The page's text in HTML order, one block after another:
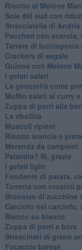
Risotto al Melone
Sole del sud con
Stracciatella di
Paccheri con scarola,
Tartare di
Crackers di segale
Quinoa con Melone
I gelati salati
La genuinità come
Muffin salati al curry
Zuppa di porri alla
La ribollita
Muscoli ripieni
Risotto arancia e
Merenda da campioni
Palamita? Sì, grazie
I gelati light
Fondente di patata,
Torretta con crostini
Brunoise di zucchine
Carciofo nel carciofo,
Bianco su bianco
Zuppa di porri e birra
Strascinati di grano
Focaccia barese